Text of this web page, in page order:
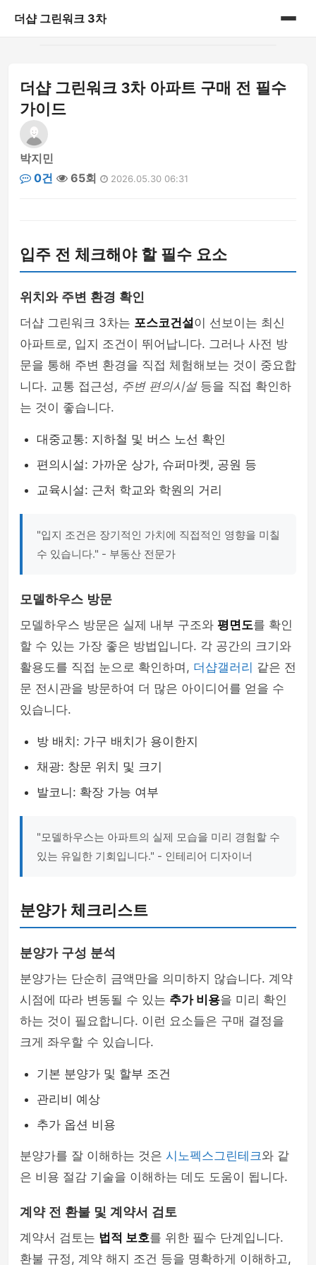
더샵 그린워크 3차
게시판
더샵 그린워크 3차 아파트 구매 전 필수
가이드
박지민
0건
65회 2026.05.30 06:31
입주 전 체크해야 할 필수 요소
위치와 주변 환경 확인
더샵 그린워크 3차는 포스코건설이 선보이는 최신
아파트로, 입지 조건이 뛰어납니다. 그러나 사전 방
문을 통해 주변 환경을 직접 체험해보는 것이 중요합
니다. 교통 접근성, 주변 편의시설등을 직접 확인하
는 것이 좋습니다.
대중교통: 지하철 및 버스 노선 확인
편의시설: 가까운 상가, 슈퍼마켓, 공원 등
교육시설: 근처 학교와 학원의 거리
"입지 조건은 장기적인 가치에 직접적인 영향을 미칠
수 있습니다." - 부동산 전문가
모델하우스 방문
모델하우스 방문은 실제 내부 구조와 평면도를 확인
할 수 있는 가장 좋은 방법입니다. 각 공간의 크기와
활용도를 직접 눈으로 확인하며, 더샵갤러리 같은 전
문 전시관을 방문하여 더 많은 아이디어를 얻을 수
있습니다.
방 배치: 가구 배치가 용이한지
채광: 창문 위치 및 크기
발코니: 확장 가능 여부
"모델하우스는 아파트의 실제 모습을 미리 경험할 수
있는 유일한 기회입니다." - 인테리어 디자이너
분양가 체크리스트
분양가 구성 분석
분양가는 단순히 금액만을 의미하지 않습니다. 계약
시점에 따라 변동될 수 있는 추가 비용을 미리 확인
하는 것이 필요합니다. 이런 요소들은 구매 결정을
크게 좌우할 수 있습니다.
기본 분양가 및 할부 조건
관리비 예상
추가 옵션 비용
분양가를 잘 이해하는 것은 시노펙스그린테크와 같
은 비용 절감 기술을 이해하는 데도 도움이 됩니다.
계약 전 환불 및 계약서 검토
계약서 검토는 법적 보호를 위한 필수 단계입니다.
환불 규정, 계약 해지 조건 등을 명확하게 이해하고,